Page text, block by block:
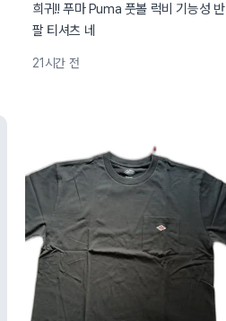
희귀!! 푸마 Puma 풋볼 럭비 기능성 반
팔 티셔츠 네
21시간 전